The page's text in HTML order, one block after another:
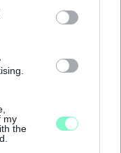
my
the
NEM KELL KÜLÖN